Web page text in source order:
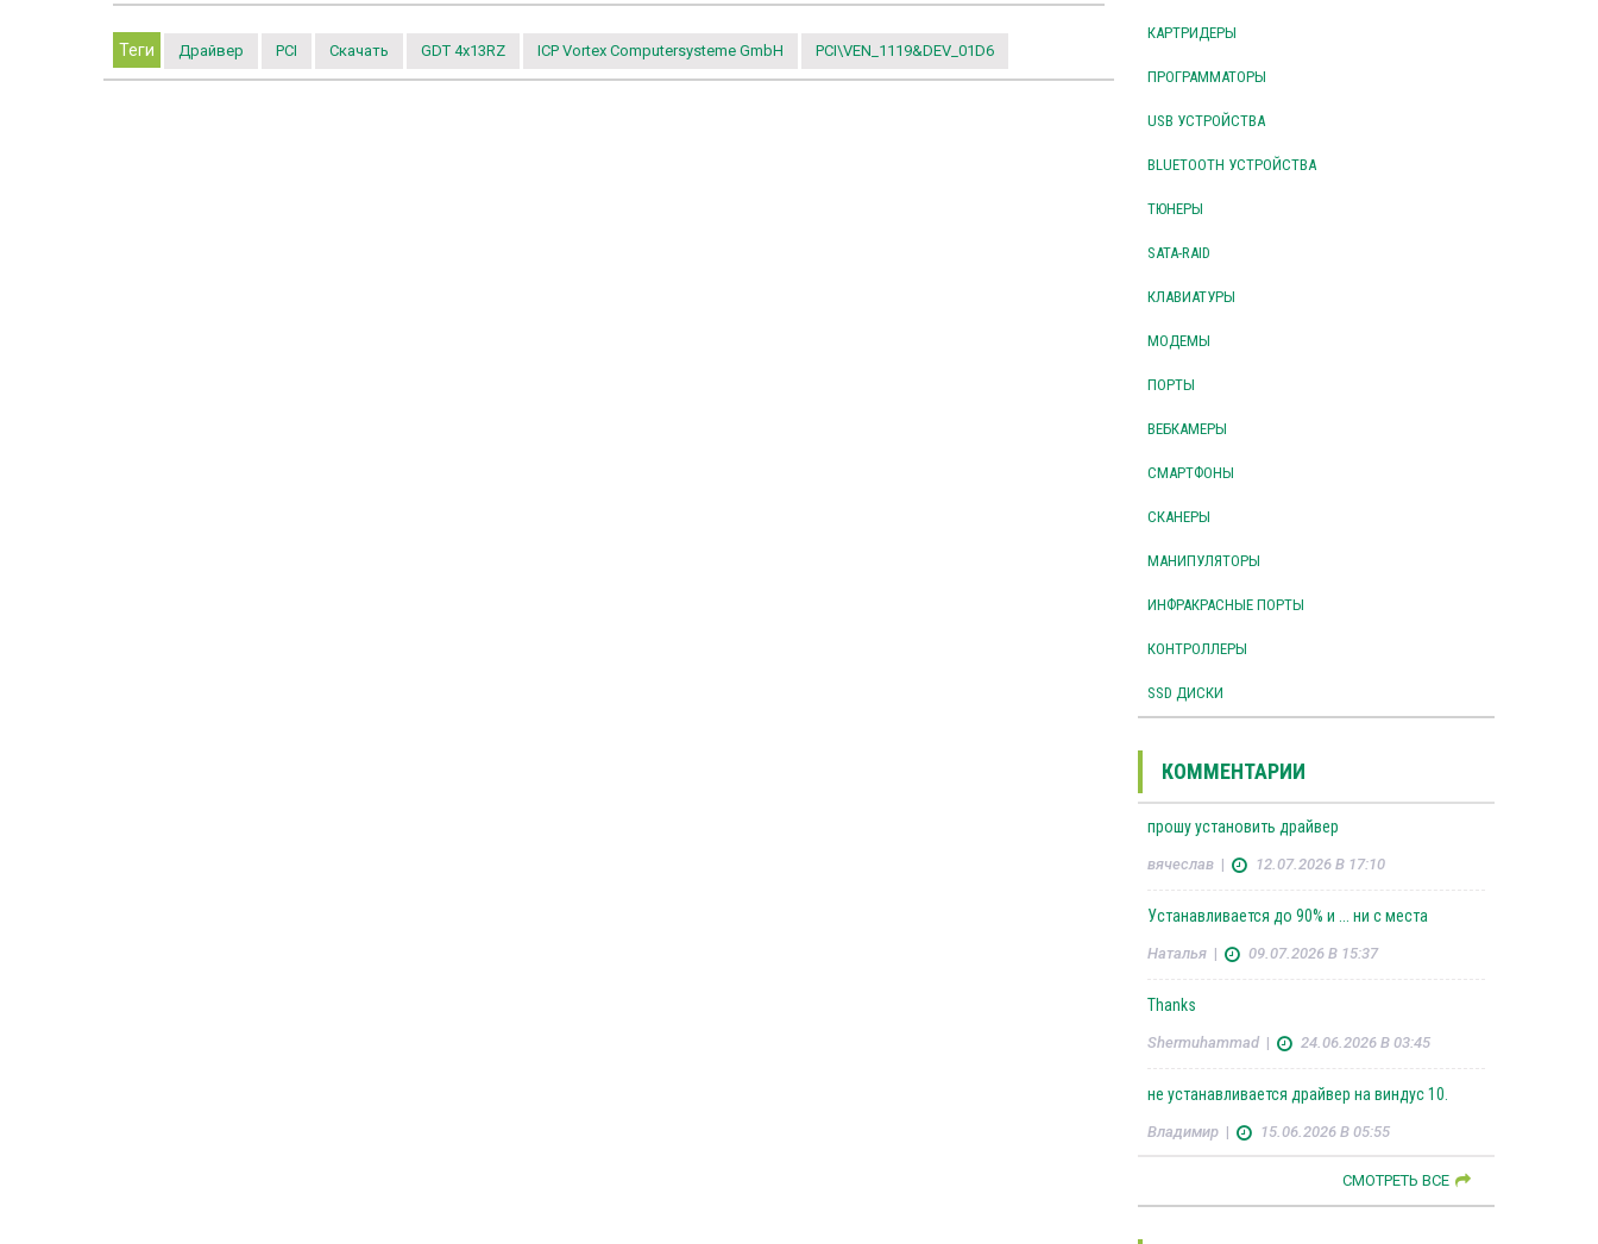
Теги Драйвер PCI Скачать GDT 4x13RZ ICP Vortex Computersysteme GmbH PCI\VEN_1119&DEV_01D6
КАРТРИДЕРЫ
ПРОГРАММАТОРЫ
USB УСТРОЙСТВА
BLUETOOTH УСТРОЙСТВА
ТЮНЕРЫ
SATA-RAID
КЛАВИАТУРЫ
МОДЕМЫ
ПОРТЫ
ВЕБКАМЕРЫ
СМАРТФОНЫ
СКАНЕРЫ
МАНИПУЛЯТОРЫ
ИНФРАКРАСНЫЕ ПОРТЫ
КОНТРОЛЛЕРЫ
SSD ДИСКИ
КОММЕНТАРИИ
прошу установить драйвер
вячеслав| 12.07.2026 В 17:10
Устанавливается до 90% и ... ни с места
Наталья| 09.07.2026 В 15:37
Thanks
Shermuhammad| 24.06.2026 В 03:45
не устанавливается драйвер на виндус 10.
Владимир| 15.06.2026 В 05:55
СМОТРЕТЬ ВСЕ